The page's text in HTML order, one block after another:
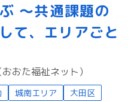
〜共通課題の
て、エリアごと
おた福祉ネット）
城南エリア
大田区